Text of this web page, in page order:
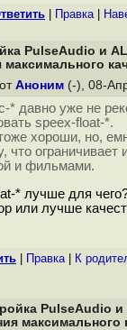
Правка|
PulseAudio и
максимального
Аноним (-), 08-
* давно уже не
speex-float-*.
хороши, но,
что ограничивает
и фильмами.
* лучше для
или лучше
Правка| К
PulseAudio и
максимального